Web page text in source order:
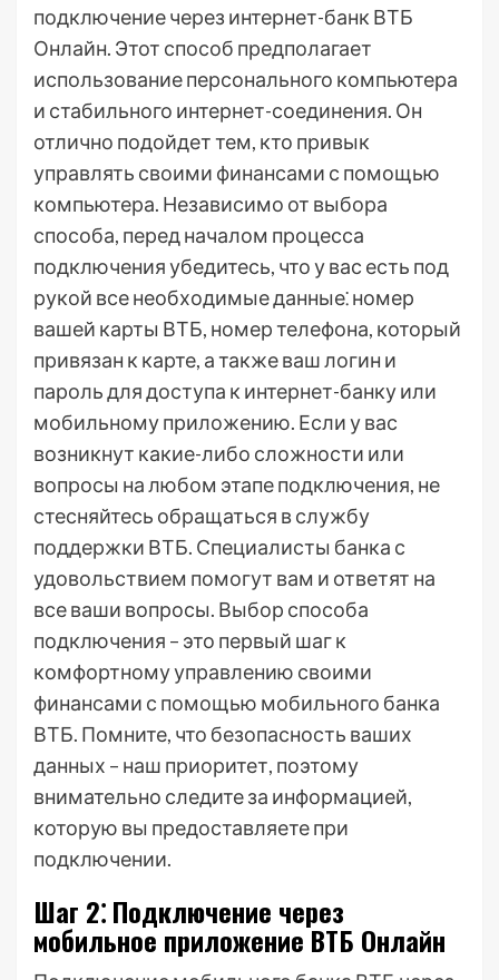
подключение через интернет-банк ВТБ
Онлайн. Этот способ предполагает
использование персонального компьютера
и стабильного интернет-соединения. Он
отлично подойдет тем, кто привык
управлять своими финансами с помощью
компьютера. Независимо от выбора
способа, перед началом процесса
подключения убедитесь, что у вас есть под
рукой все необходимые данные⁚ номер
вашей карты ВТБ, номер телефона, который
привязан к карте, а также ваш логин и
пароль для доступа к интернет-банку или
мобильному приложению. Если у вас
возникнут какие-либо сложности или
вопросы на любом этапе подключения, не
стесняйтесь обращаться в службу
поддержки ВТБ. Специалисты банка с
удовольствием помогут вам и ответят на
все ваши вопросы. Выбор способа
подключения – это первый шаг к
комфортному управлению своими
финансами с помощью мобильного банка
ВТБ. Помните, что безопасность ваших
данных – наш приоритет, поэтому
внимательно следите за информацией,
которую вы предоставляете при
подключении.
Шаг 2⁚ Подключение через
мобильное приложение ВТБ Онлайн